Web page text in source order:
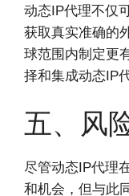
动态IP代理不仅
获取真实准确的
球范围内制定更
择和集成动态IP
五、风
尽管动态IP代理
和机会，但与此